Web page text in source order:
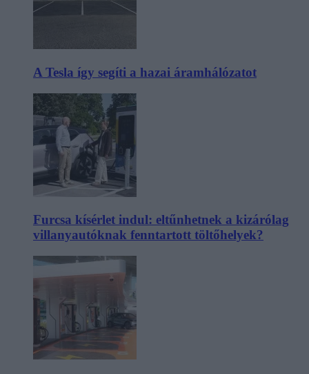
A Tesla így segíti a hazai áramhálózatot
Furcsa kísérlet indul: eltűnhetnek a kizárólag
villanyautóknak fenntartott töltőhelyek?